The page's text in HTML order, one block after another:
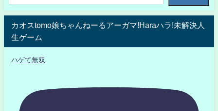
カオスtomo娘ちゃんねーるアーガマ!Haraハラ!未解決人
生ゲーム
ハゲて無双